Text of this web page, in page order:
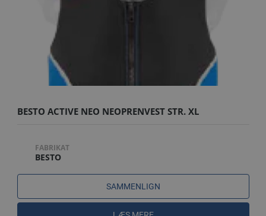
BESTO ACTIVE NEO NEOPRENVEST STR. XL
FABRIKAT
BESTO
SAMMENLIGN